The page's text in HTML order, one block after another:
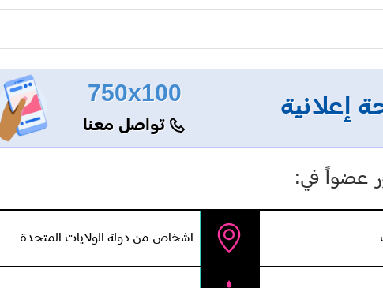
ثانوية مثيرة خصوصا مع الكاتب والمنتج والمخرج هوج هاس الذى شاركها أيضا
التمثيل فى فيلم سحر غريب ١٩٥٢ و إعتراف فتاة واحدة ١٩٥٣ و زوجة جارك ١٩٥٣ و الطعم ١٩٥٤ و المرأة
الأخرى ١٩٥٤، مما جعل لها جمهورا عريضا، وقدمت فيلم Women's Prison 1955 وعلى الرغم من انه فيلم
نجاحا كبيرا فى شباك التذاكر، لتوقع عقداً مع شركة يونيفرسال التى إستغلتها فى
دور عاهرة فى فيلم Hold Back Tomorrow 1955 ، ورغم تألقها اللافت فى فيلم Hit and Run 1957 وكانت
تركت صناعة السينما إلى الأبد، واتجهت للعمل بالبناء، وتألقت كسيدة أعمال،
من قطب العقارات هيربرت هيفتلر، وإستقرت فى حياتها الإجتماعية والمنزلية، وتموت فجأة
إعلانية
750x100
تواصل معنا
عضواً في:
اشخاص من دولة الولايات المتحدة